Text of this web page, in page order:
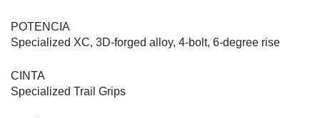
POTENCIA
Specialized XC, 3D-forged alloy, 4-bolt, 6-degree rise
CINTA
Specialized Trail Grips